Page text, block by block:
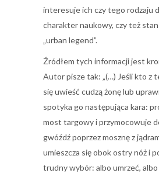
interesuje ich czy tego rodzaju
charakter naukowy, czy też
„urban legend”.
Źródłem tych informacji jest
Autor pisze tak: „(…) Jeśli kto z
się uwieść cudzą żonę lub
spotyka go następująca kara:
most targowy i przymocowuje
gwóźdź poprzez mosznę z
umieszcza się obok ostry nóż i
trudny wybór: albo umrzeć,